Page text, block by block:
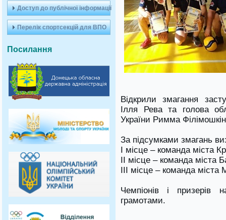
Доступ до публічної інформації
Перелік спортсекцій для ВПО
Посилання
Відкрили змагання
Ілля Рева та голова
України Римма
За підсумками змагань
І місце – команда міста
ІІ місце – команда міста
ІІІ місце – команда міста
Чемпіонів і призерів
грамотами.